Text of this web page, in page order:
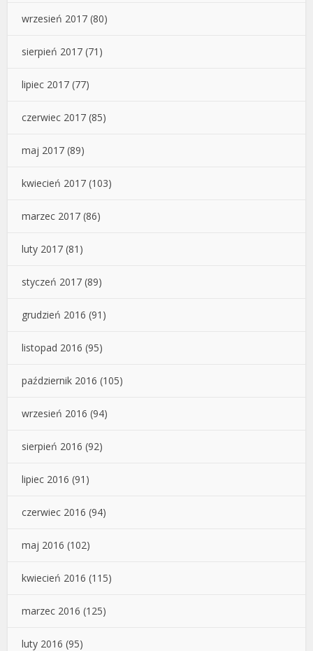
wrzesień 2017 (80)
sierpień 2017 (71)
lipiec 2017 (77)
czerwiec 2017 (85)
maj 2017 (89)
kwiecień 2017 (103)
marzec 2017 (86)
luty 2017 (81)
styczeń 2017 (89)
grudzień 2016 (91)
listopad 2016 (95)
październik 2016 (105)
wrzesień 2016 (94)
sierpień 2016 (92)
lipiec 2016 (91)
czerwiec 2016 (94)
maj 2016 (102)
kwiecień 2016 (115)
marzec 2016 (125)
luty 2016 (95)